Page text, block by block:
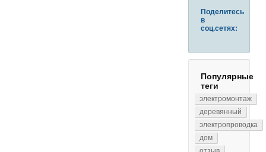
Поделитесь
в
соц.сетях:
Популярные
теги
электромонтаж
деревянный
электропроводка
дом